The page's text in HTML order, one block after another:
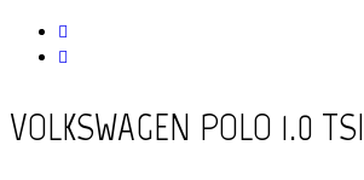
VOLKSWAGEN POLO 1.0